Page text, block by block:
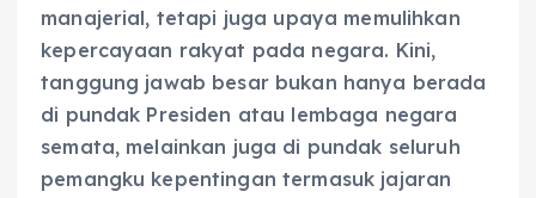
manajerial, tetapi juga upaya memulihkan
kepercayaan rakyat pada negara. Kini,
tanggung jawab besar bukan hanya berada
di pundak Presiden atau lembaga negara
semata, melainkan juga di pundak seluruh
pemangku kepentingan termasuk jajaran